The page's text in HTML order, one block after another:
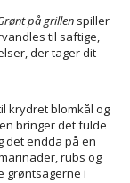
på grillen spiller
til saftige,
der tager dit
krydret blomkål og
bringer det fulde
det endda på en
rubs og
grøntsagerne i